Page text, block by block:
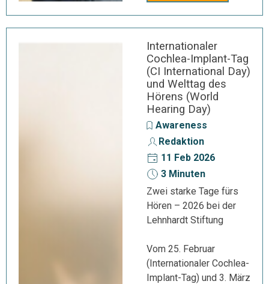
Internationaler
Cochlea-Implant-Tag
(CI International Day)
und Welttag des
Hörens (World
Hearing Day)
Awareness
Redaktion
11 Feb 2026
3 Minuten
Zwei starke Tage fürs
Hören – 2026 bei der
Lehnhardt Stiftung
Vom 25. Februar
(Internationaler Cochlea-
Implant-Tag) und 3. März